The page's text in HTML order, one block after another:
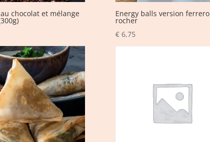
chocolat et mélange Energy balls version ferrero
rocher
€6,75